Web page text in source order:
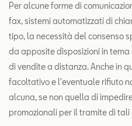
Per alcune forme di
fax, sistemi automatizzati di
tipo, la necessità del consenso
da apposite disposizioni in
di vendite a distanza. Anche in
facoltativo e l'eventuale rifiuto
alcuna, se non quella di
promozionali per il tramite di tali